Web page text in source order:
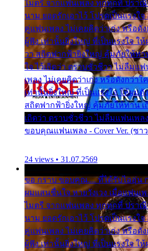
ไมตรี จากแฟนเพลง ทุกทุกที่ ปรา
นาม ยอดรักเอาไว้ โปรดเป็นแรงใ
คู่แฟนเพลง ไม่เคยคิดว่าเก่ง หรือดั
ผู้ฟัง เท่านั้นยิ่งใหญ่ ที่เป็นแรงใจ ใ
วา สถิตฟากฟ้ายิ่งใหญ่ คุ้มภัยให้ท่า
ใจ ไว้เถิดว่า ตราบชั่วชีวา ไม่ลืมแ
เพลง ไม่เคยคิดว่าเก่ง หรือดังกว่า
เท่านั้นยิ่งใหญ่ ที่เป็นแรงใจ ให้ผมดั
สถิตฟากฟ้ายิ่งใหญ่ คุ้มภัยให้ท่าน เ
เถิดว่า ตราบชั่วชีวา ไม่ลืมแฟนเพลง
ขอบคุณแฟนเพลง - Cover Ver. (ซา
24 views • 31.07.2569
ขอ กราบ ขอบคุณ.... ที่ได้รับไออุ่น
ผมแสนชื่นใจ หายวังเวง เมื่อแฟนเ
ไมตรี จากแฟนเพลง ทุกทุกที่ ปรา
นาม ยอดรักเอาไว้ โปรดเป็นแรงใ
คู่แฟนเพลง ไม่เคยคิดว่าเก่ง หรือดั
ผู้ฟัง เท่านั้นยิ่งใหญ่ ที่เป็นแรงใจ ใ